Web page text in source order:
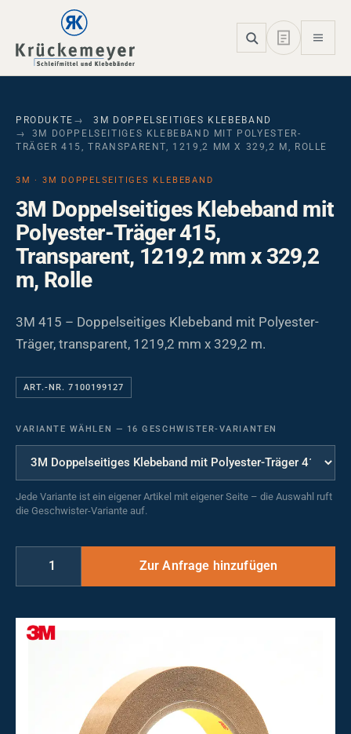
Skip to main navigation
Skip to main content
Skip to page footer
PRODUKTE
3M DOPPELSEITIGES KLEBEBAND
3M DOPPELSEITIGES KLEBEBAND MIT POLYESTER-
TRÄGER 415, TRANSPARENT, 1219,2 MM X 329,2 M, ROLLE
3M · 3M DOPPELSEITIGES KLEBEBAND
3M Doppelseitiges Klebeband mit
Polyester-Träger 415,
Transparent, 1219,2 mm x 329,2
m, Rolle
3M 415 – Doppelseitiges Klebeband mit Polyester-
Träger, transparent, 1219,2 mm x 329,2 m.
ART.-NR. 7100199127
VARIANTE WÄHLEN — 16 GESCHWISTER-VARIANTEN
Jede Variante ist ein eigener Artikel mit eigener Seite – die Auswahl ruft
die Geschwister-Variante auf.